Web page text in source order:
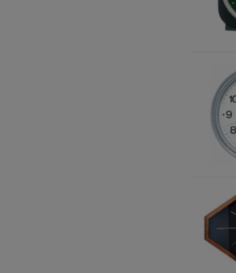
Letao
Letao
Letao
類現
使用
Dollar
Letao